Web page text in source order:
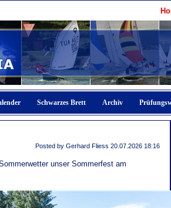
Schwarzes Brett Archiv
Posted by Gerhard Fliess 20.07.2026 18:16
unser Sommerfest am